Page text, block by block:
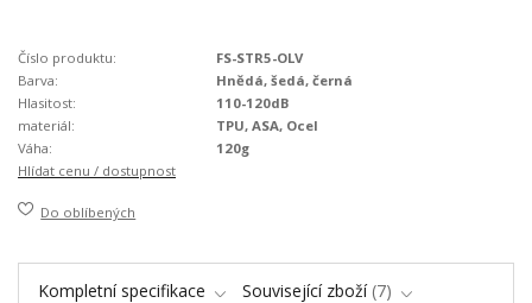
Číslo produktu:
FS-STR5-OLV
Barva:
Hnědá, šedá, černá
Hlasitost:
110-120dB
materiál:
TPU, ASA, Ocel
Váha:
120g
Hlídat cenu / dostupnost
Do oblíbených
Kompletní specifikace Související zboží 7